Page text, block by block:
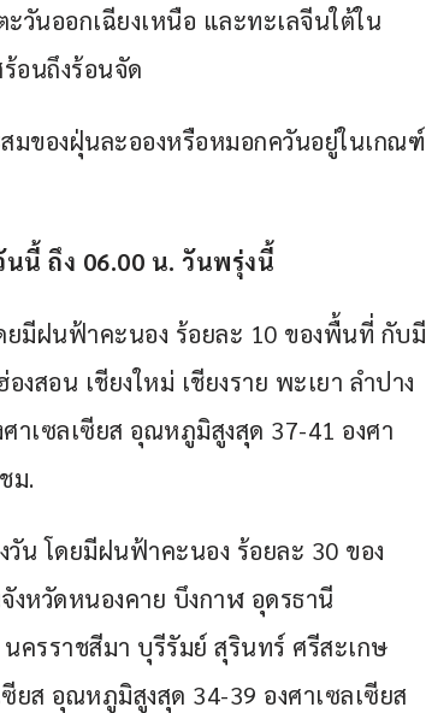
วันออกเฉียงเหนือ และทะเลจีนใต้ใน
อนถึงร้อนจัด
มของฝุ่นละอองหรือหมอกควันอยู่ในเกณฑ์
นี้ ถึง 06.00 น. วันพรุ่งนี้
ยมีฝนฟ้าคะนอง ร้อยละ 10 ของพื้นที่ กับมี
สอน เชียงใหม่ เชียงราย พะเยา ลำปาง
เซลเซียส อุณหภูมิสูงสุด 37-41 องศา
ม.
วัน โดยมีฝนฟ้าคะนอง ร้อยละ 30 ของ
หวัดหนองคาย บึงกาฬ อุดรธานี
รราชสีมา บุรีรัมย์ สุรินทร์ ศรีสะเกษ
ส อุณหภูมิสูงสุด 34-39 องศาเซลเซียส